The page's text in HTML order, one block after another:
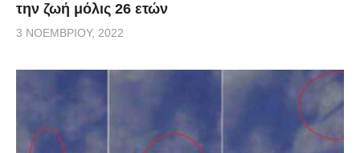
την ζωή μόλις 26 ετών
3 ΝΟΕΜΒΡΊΟΥ, 2022